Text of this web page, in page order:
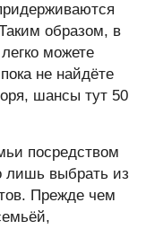
образом, в
можете
не найдёте
шансы тут 50
посредством
лишь выбрать из
Прежде чем